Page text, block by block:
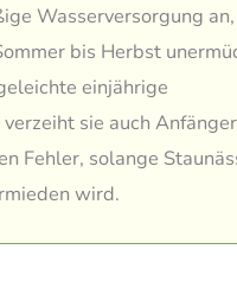
Wasserversorgung an,
bis Herbst
einjährige
sie auch
Fehler, solange
wird.